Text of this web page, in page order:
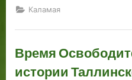
Каламая
Время
истории